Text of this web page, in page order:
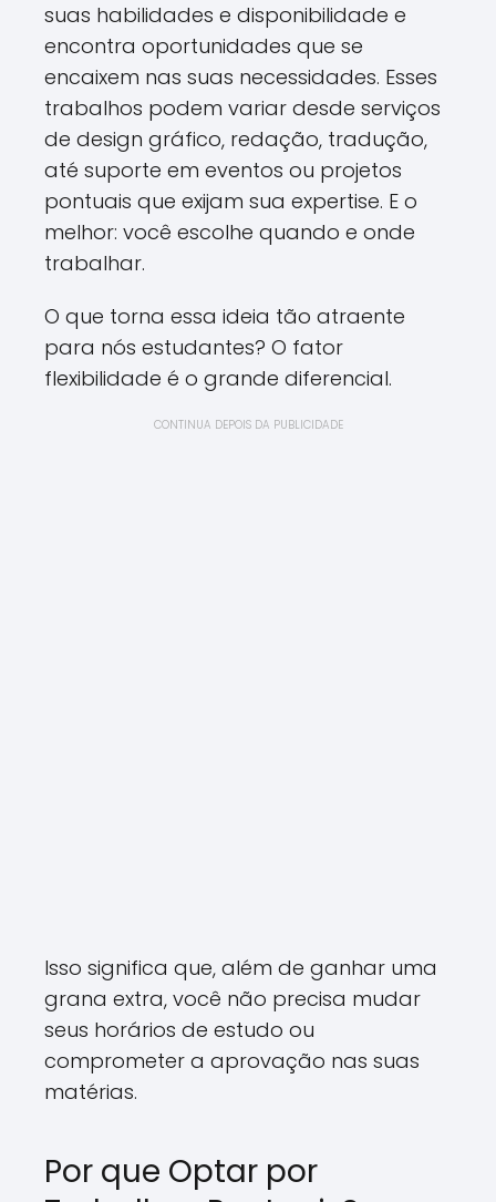
suas habilidades e disponibilidade e
encontra oportunidades que se
encaixem nas suas necessidades. Esses
trabalhos podem variar desde serviços
de design gráfico, redação, tradução,
até suporte em eventos ou projetos
pontuais que exijam sua expertise. E o
melhor: você escolhe quando e onde
trabalhar.
O que torna essa ideia tão atraente
para nós estudantes? O fator
flexibilidade é o grande diferencial.
CONTINUA DEPOIS DA PUBLICIDADE
Isso significa que, além de ganhar uma
grana extra, você não precisa mudar
seus horários de estudo ou
comprometer a aprovação nas suas
matérias.
Por que Optar por